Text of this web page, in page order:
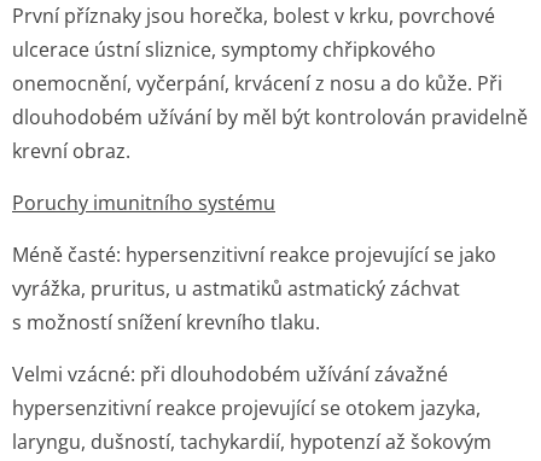
První příznaky jsou horečka, bolest v krku, povrchové
ulcerace ústní sliznice, symptomy chřipkového
onemocnění, vyčerpání, krvácení z nosu a do kůže. Při
dlouhodobém užívání by měl být kontrolován pravidelně
krevní obraz.
Poruchy imunitního systému
Méně časté: hypersenzitivní reakce projevující se jako
vyrážka, pruritus, u astmatiků astmatický záchvat
s možností snížení krevního tlaku.
Velmi vzácné: při dlouhodobém užívání závažné
hypersenzitivní reakce projevující se otokem jazyka,
laryngu, dušností, tachykardií, hypotenzí až šokovým